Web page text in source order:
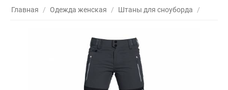
Главная / Одежда женская / Штаны для сноуборда /